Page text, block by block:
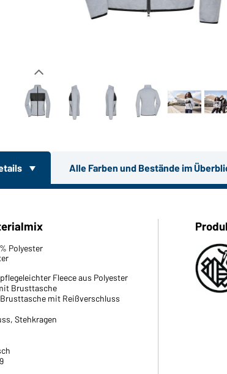
Alle Farben und Bestände im
Polyester
Fleece aus Polyester
Brusttasche
mit Reißverschluss
Stehkragen